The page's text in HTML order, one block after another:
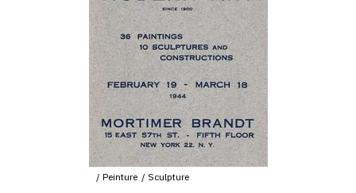
Peinture Sculpture